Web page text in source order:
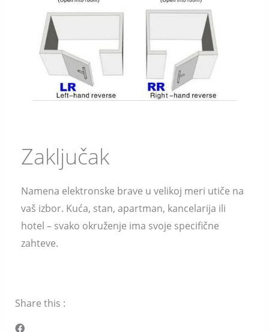
Zaključak
Namena elektronske brave u velikoj meri utiče na
vaš izbor. Kuća, stan, apartman, kancelarija ili
hotel – svako okruženje ima svoje specifične
zahteve.
Share this :